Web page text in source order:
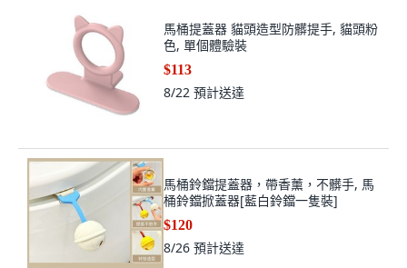
馬桶提蓋器 貓頭造型防髒提手, 貓頭粉
色, 單個體驗裝
$113
8/22 預計送達
馬桶鈴鐺提蓋器，帶香薰，不髒手, 馬
桶鈴鐺掀蓋器[藍白鈴鐺一隻裝]
$120
8/26 預計送達